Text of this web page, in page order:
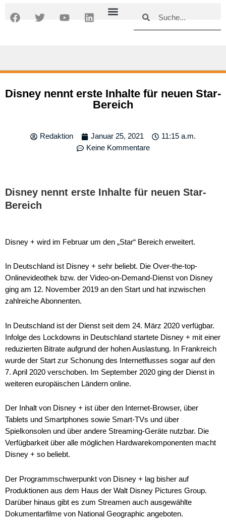
InhaltF
a
o
T
w
r
Y
o
e
L
i
i
Disney nennt erste Inhalte für neuen Star-
Bereich
Redaktion Januar 25, 2021
11:15 a.m.
Keine Kommentare
Disney nennt erste Inhalte für neuen Star-
Bereich
Disney + wird im Februar um den „Star“ Bereich erweitert.
In Deutschland ist Disney + sehr beliebt. Die Over-the-top-
Onlinevideothek bzw. der Video-on-Demand-Dienst von Disney
ging am 12. November 2019 an den Start und hat inzwischen
zahlreiche Abonnenten.
In Deutschland ist der Dienst seit dem 24. März 2020 verfügbar.
Infolge des Lockdowns in Deutschland startete Disney + mit einer
reduzierten Bitrate aufgrund der hohen Auslastung. In Frankreich
wurde der Start zur Schonung des Internetflusses sogar auf den
7. April 2020 verschoben. Im September 2020 ging der Dienst in
weiteren europäischen Ländern online.
Der Inhalt von Disney + ist über den Internet-Browser, über
Tablets und Smartphones sowie Smart-TVs und über
Spielkonsolen und über andere Streaming-Geräte nutzbar. Die
Verfügbarkeit über alle möglichen Hardwarekomponenten macht
Disney + so beliebt.
Der Programmschwerpunkt von Disney + lag bisher auf
Produktionen aus dem Haus der Walt Disney Pictures Group.
Darüber hinaus gibt es zum Streamen auch ausgewählte
Dokumentarfilme von National Geographic angeboten.